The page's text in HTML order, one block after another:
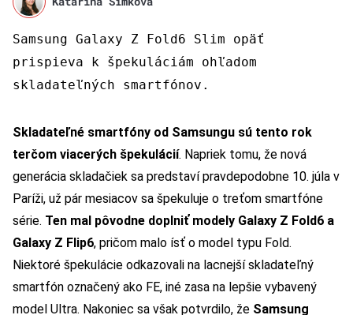
Samsung Galaxy Z Fold6 Slim opäť
prispieva k špekuláciám ohľadom
skladateľných smartfónov.
Skladateľné smartfóny od Samsungu sú tento rok
terčom viacerých špekulácií. Napriek tomu, že nová
generácia skladačiek sa predstaví pravdepodobne 10. júla v
Paríži, už pár mesiacov sa špekuluje o treťom smartfóne
série. Ten mal pôvodne doplniť modely Galaxy Z Fold6 a
Galaxy Z Flip6, pričom malo ísť o model typu Fold.
Niektoré špekulácie odkazovali na lacnejší skladateľný
smartfón označený ako FE, iné zasa na lepšie vybavený
model Ultra. Nakoniec sa však potvrdilo, že Samsung